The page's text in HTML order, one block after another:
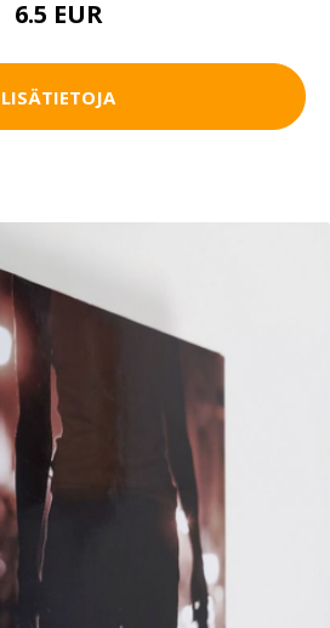
6.5 EUR
LISÄTIETOJA